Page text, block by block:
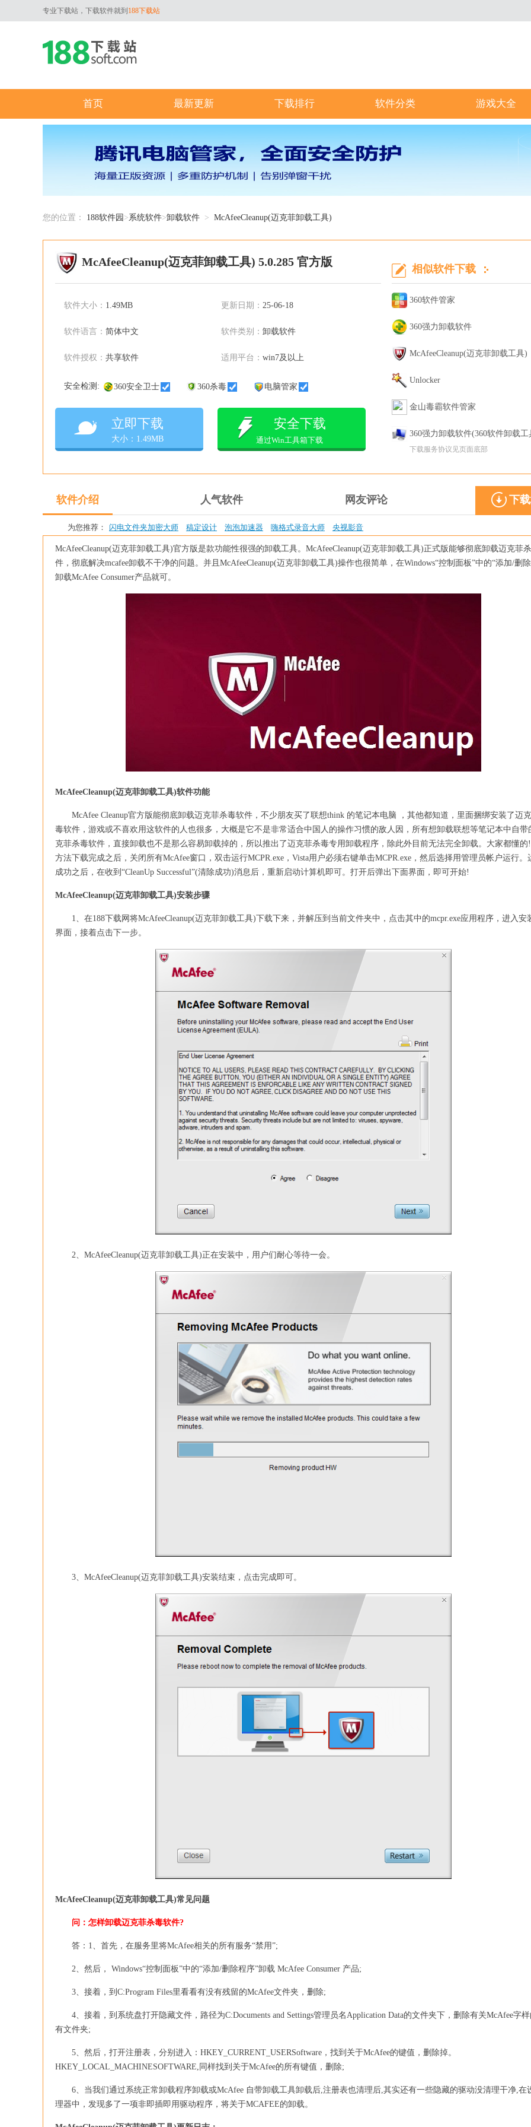
专业下载站，下载软件就到 188下载站
首页 最新更新 下载排行 软件分类 游戏大全
您的位置： 188软件园 >系统软件>卸载软件 > McAfeeCleanup(迈克菲卸载工具)
McAfeeCleanup(迈克菲卸载工具) 5.0.285 官方版
软件大小： 1.49MB 更新日期： 25-06-18
软件语言： 简体中文 软件类别： 卸载软件
软件授权： 共享软件 适用平台： win7及以上
安全检测: 360安全卫士 360杀毒 电脑管家
立即下载
大小：1.49MB
安全下载
通过Win工具箱下载
相似软件下载
360软件管家
360强力卸载软件
McAfeeCleanup(迈克菲卸载工具)
Unlocker
金山毒霸软件管家
360强力卸载软件(360软件卸载
下载服务协议见页面底部
软件介绍 人气软件 网友评论 下
为您推荐： 闪电文件夹加密大师 稿定设计 泡泡加速器 嗨格式录音大师 央视影音
McAfeeCleanup(迈克菲卸载工具)官方版是款功能性很强的卸载工具。McAfeeCleanup(迈克菲卸载工具)正式版能够彻底卸载迈克菲
件，彻底解决mcafee卸载不干净的问题。并且McAfeeCleanup(迈克菲卸载工具)操作也很简单，在Windows“控制面板”中的“添加/删
卸载McAfee Consumer产品就可。
McAfeeCleanup(迈克菲卸载工具)软件功能
McAfee Cleanup官方版能彻底卸载迈克菲杀毒软件，不少朋友买了联想think 的笔记本电脑 ，其他都知道，里面捆绑安装了迈
毒软件，游戏或不喜欢用这软件的人也很多，大概是它不是非常适合中国人的操作习惯的敌人因，所有想卸载联想等笔记本中自带
克菲杀毒软件，直接卸载也不是那么容易卸载掉的，所以推出了迈克菲杀毒专用卸载程序，除此外目前无法完全卸载。大家都懂的
方法下载完成之后，关闭所有McAfee窗口，双击运行MCPR.exe，Vista用户必须右键单击MCPR.exe，然后选择用管理员帐户运行。
成功之后，在收到“CleanUp Successful”(清除成功)消息后，重新启动计算机即可。打开后弹出下面界面，即可开始!
McAfeeCleanup(迈克菲卸载工具)安装步骤
1、在188下载网将McAfeeCleanup(迈克菲卸载工具)下载下来，并解压到当前文件夹中，点击其中的mcpr.exe应用程序，进入安
界面，接着点击下一步。
2、McAfeeCleanup(迈克菲卸载工具)正在安装中，用户们耐心等待一会。
3、McAfeeCleanup(迈克菲卸载工具)安装结束，点击完成即可。
McAfeeCleanup(迈克菲卸载工具)常见问题
问：怎样卸载迈克菲杀毒软件?
答：1、首先，在服务里将McAfee相关的所有服务“禁用”;
2、然后， Windows“控制面板”中的“添加/删除程序”卸载 McAfee Consumer 产品;
3、接着，到C:Program Files里看看有没有残留的McAfee文件夹，删除;
4、接着，到系统盘打开隐藏文件，路径为C:Documents and Settings管理员名Application Data的文件夹下，删除有关McAfee字
有文件夹;
5、然后，打开注册表，分别进入：HKEY_CURRENT_USERSoftware，找到关于McAfee的键值，删除掉。
HKEY_LOCAL_MACHINESOFTWARE,同样找到关于McAfee的所有键值，删除;
6、当我们通过系统正常卸载程序卸载或McAfee 自带卸载工具卸载后,注册表也清理后,其实还有一些隐藏的驱动没清理干净,在
理器中，发现多了一项非即插即用驱动程序，将关于MCAFEE的卸载。